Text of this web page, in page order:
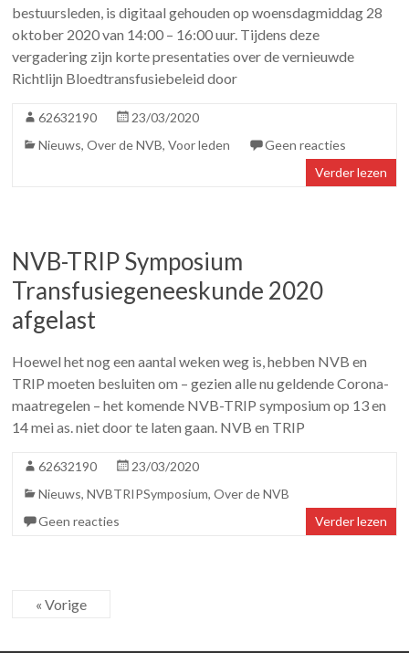
bestuursleden, is digitaal gehouden op woensdagmiddag 28
oktober 2020 van 14:00 – 16:00 uur. Tijdens deze
vergadering zijn korte presentaties over de vernieuwde
Richtlijn Bloedtransfusiebeleid door
62632190
23/03/2020
Nieuws,Over de NVB,Voor leden
Geen reacties
Verder lezen
NVB-TRIP Symposium
Transfusiegeneeskunde 2020
afgelast
Hoewel het nog een aantal weken weg is, hebben NVB en
TRIP moeten besluiten om – gezien alle nu geldende Corona-
maatregelen – het komende NVB-TRIP symposium op 13 en
14 mei as. niet door te laten gaan. NVB en TRIP
62632190
23/03/2020
Nieuws,NVBTRIPSymposium,Over de NVB
Geen reacties
Verder lezen
« Vorige